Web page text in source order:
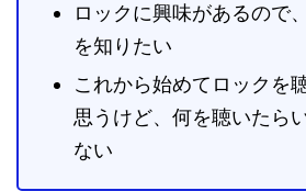
ロックに興味があるので
を知りたい
これから始めてロックを
思うけど、何を聴いたら
ない